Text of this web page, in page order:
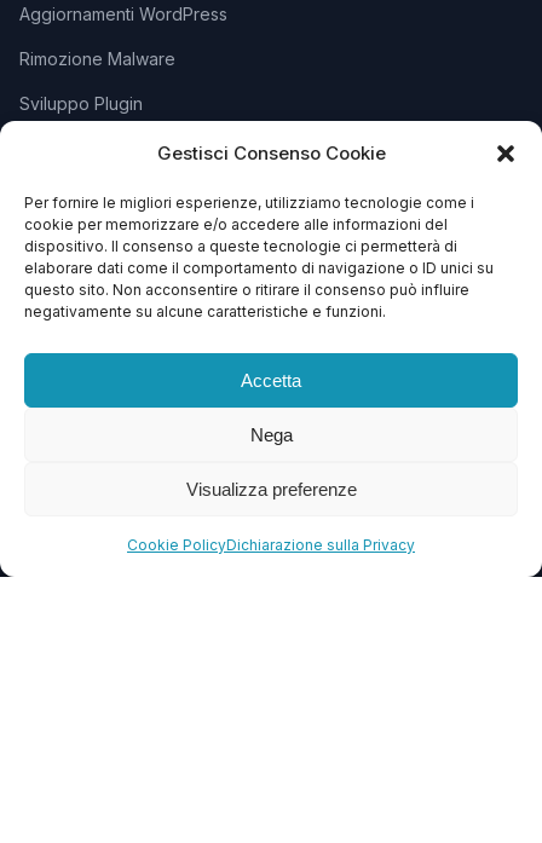
Gestisci Consenso Cookie
Per fornire le migliori esperienze, utilizziamo tecnologie come i
cookie per memorizzare e/o accedere alle informazioni del
dispositivo. Il consenso a queste tecnologie ci permetterà di
elaborare dati come il comportamento di navigazione o ID unici su
questo sito. Non acconsentire o ritirare il consenso può influire
negativamente su alcune caratteristiche e funzioni.
Accetta
Nega
Visualizza preferenze
Cookie PolicyDichiarazione sulla Privacy
Aggiornamenti WordPress
Rimozione Malware
Sviluppo Plugin
SUPPORTO
Apri Ticket
Contattaci
Blog
FAQ